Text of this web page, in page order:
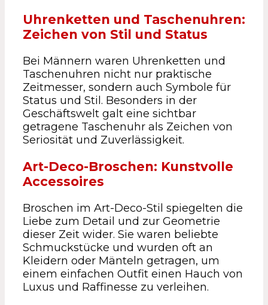
Uhrenketten und Taschenuhren:
Zeichen von Stil und Status
Bei Männern waren Uhrenketten und
Taschenuhren nicht nur praktische
Zeitmesser, sondern auch Symbole für
Status und Stil. Besonders in der
Geschäftswelt galt eine sichtbar
getragene Taschenuhr als Zeichen von
Seriosität und Zuverlässigkeit.
Art-Deco-Broschen: Kunstvolle
Accessoires
Broschen im Art-Deco-Stil spiegelten die
Liebe zum Detail und zur Geometrie
dieser Zeit wider. Sie waren beliebte
Schmuckstücke und wurden oft an
Kleidern oder Mänteln getragen, um
einem einfachen Outfit einen Hauch von
Luxus und Raffinesse zu verleihen.